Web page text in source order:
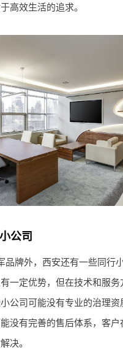
高效生活的追求。
公司
品牌外，西安还有一些同行
一定优势，但在技术和服
公司可能没有专业的治理资
没有完善的售后体系，客户
决。